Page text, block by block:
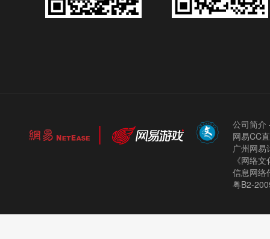
公司简介
网易CC
广州网
《网络
信息网络
粤B2-